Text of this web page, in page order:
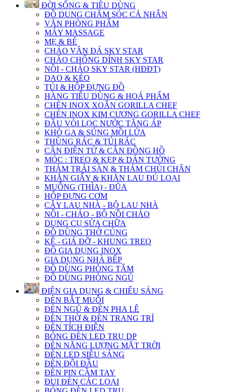
ĐỜI SỐNG & TIÊU DÙNG
ĐỒ DUNG CHĂM SÓC CÁ NHÂN
VĂN PHÒNG PHẨM
MÁY MASSAGE
MẸ & BÉ
CHẢO VÂN ĐÁ SKY STAR
CHẢO CHỐNG DÍNH SKY STAR
NỒI - CHẢO SKY STAR (HĐĐT)
DAO & KÉO
TÚI & HỘP ĐỰNG ĐỒ
HÀNG TIÊU DÙNG & HOÁ PHẨM
CHÉN INOX XOẮN GORILLA CHEF
CHÉN INOX KIM CƯƠNG GORILLA CHEF
ĐẦU VÒI LỌC NƯỚC TĂNG ÁP
KHÒ GA & SÚNG MỒI LỬA
THÙNG RÁC & TÚI RÁC
CÂN ĐIỆN TỬ & CÂN ĐỒNG HỒ
MÓC : TREO & KẸP & DÁN TƯỜNG
THẢM TRẢI SÀN & THẢM CHÙI CHÂN
KHĂN GIẤY & KHĂN LAU ĐỦ LOẠI
MUỖNG (THÌA) - ĐŨA
HỘP ĐỰNG CƠM
CÂY LAU NHÀ - BỘ LAU NHÀ
NỒI - CHẢO - BỘ NỒI CHẢO
DỤNG CỤ SỬA CHỮA
ĐỒ DÙNG THỜ CÚNG
KỆ - GIÁ ĐỠ - KHUNG TREO
ĐỒ GIA DỤNG INOX
GIA DỤNG NHÀ BẾP
ĐỒ DÙNG PHÒNG TẮM
ĐỒ DÙNG PHÒNG NGỦ
ĐIỆN GIA DỤNG & CHIẾU SÁNG
ĐÈN BẮT MUỖI
ĐÈN NGỦ & ĐÈN PHA LÊ
ĐÈN THỜ & ĐÈN TRANG TRÍ
ĐÈN TÍCH ĐIỆN
BÓNG ĐÈN LED TRỤ DP
ĐÈN NĂNG LƯỢNG MẶT TRỜI
ĐÈN LED SIÊU SÁNG
ĐÈN ĐỘI ĐẦU
ĐÈN PIN CẦM TAY
ĐUI ĐÈN CÁC LOẠI